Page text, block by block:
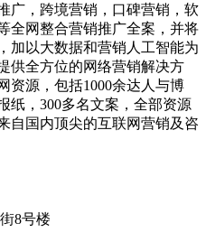
广，跨境营销，口碑营销，软
全网整合营销推广全案，并将
加以大数据和营销人工智能为
供全方位的网络营销解决方
资源，包括1000余达人与博
纸，300多名文案，全部资源
自国内顶尖的互联网营销及咨
8号楼